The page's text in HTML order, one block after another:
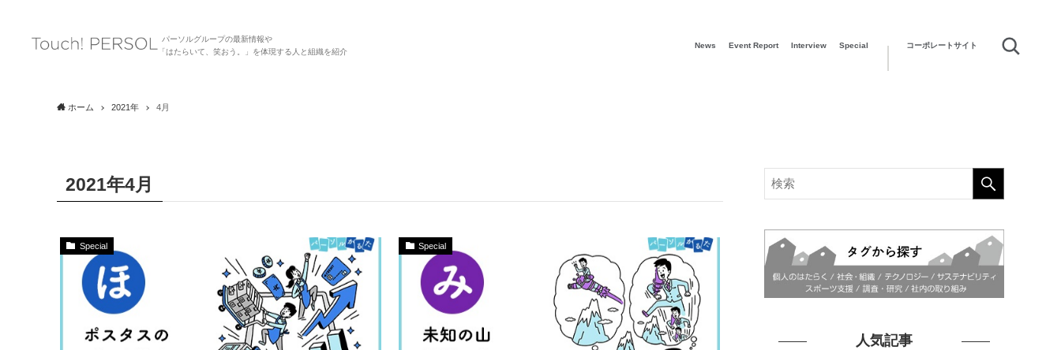
パーソルグループの最新情報や
「はたらいて、笑おう。」を体現する人と組織を紹介
News Event Report Interview Special コーポレートサイト
ホーム 2021年 4月
2021年4月
Special Special
人気記事